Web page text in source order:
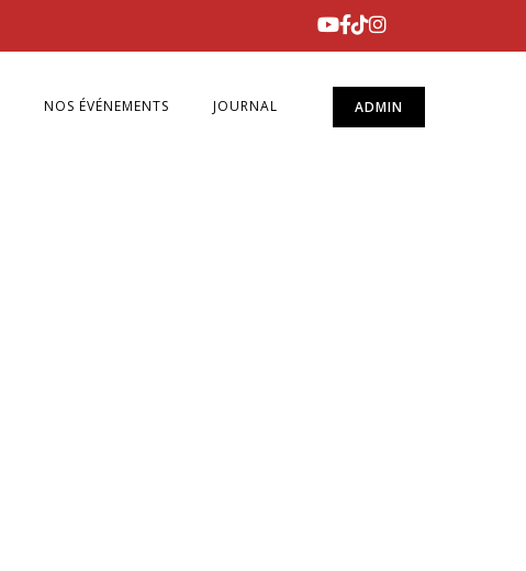
ADMIN
NOS ÉVÉNEMENTS JOURNAL